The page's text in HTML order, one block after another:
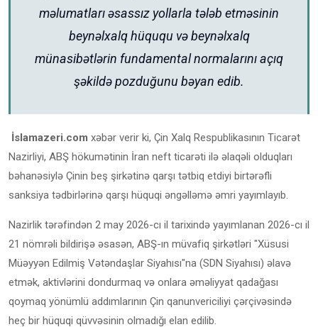
məlumatları əsassız yollarla tələb etməsinin
beynəlxalq hüququ və beynəlxalq
münasibətlərin fundamental normalarını açıq
şəkildə pozduğunu bəyan edib.
İslamazeri.com xəbər verir ki, Çin Xalq Respublikasının Ticarət
Nazirliyi, ABŞ hökumətinin İran neft ticarəti ilə əlaqəli olduqları
bəhanəsiylə Çinin beş şirkətinə qarşı tətbiq etdiyi birtərəfli
sanksiya tədbirlərinə qarşı hüquqi əngəlləmə əmri yayımlayıb.
Nazirlik tərəfindən 2 may 2026-cı il tarixində yayımlanan 2026-cı il
21 nömrəli bildirişə əsasən, ABŞ-ın müvafiq şirkətləri "Xüsusi
Müəyyən Edilmiş Vətəndaşlar Siyahısı"na (SDN Siyahısı) əlavə
etmək, aktivlərini dondurmaq və onlara əməliyyat qadağası
qoymaq yönümlü addımlarının Çin qanunvericiliyi çərçivəsində
heç bir hüquqi qüvvəsinin olmadığı elan edilib.